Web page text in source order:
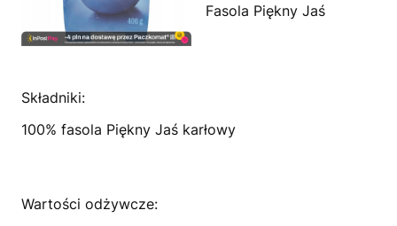
Fasola Piękny Jaś
Składniki:
100% fasola Piękny Jaś karłowy
Wartości odżywcze: